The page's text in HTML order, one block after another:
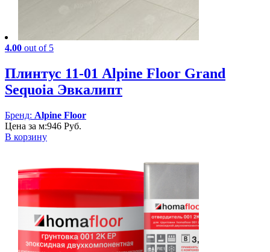
4.00 out of 5
Плинтус 11-01 Alpine Floor Grand
Sequoia Эвкалипт
Бренд: Alpine Floor
Цена за м:946 Руб.
В корзину